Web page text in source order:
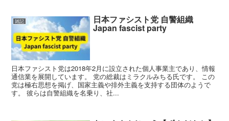
雑記 日本ファシスト党 自警組織
Japan fascist party
日本ファシスト党は2018年2月に設立された個人事業主であり、情報
通信業を展開しています。 党の総裁はミラクルみちる氏です。 この
党は極右思想を掲げ、国家主義や排外主義を支持する団体のようで
す。 彼らは自警組織を名乗り、社...